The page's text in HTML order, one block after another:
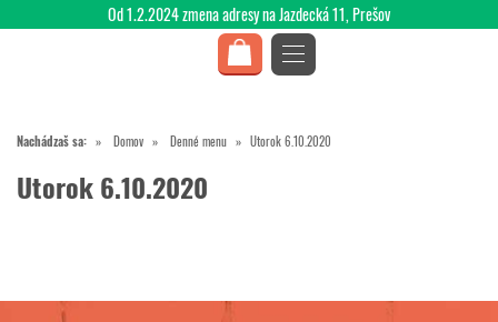
Nachádzaš sa: Domov Denné menu Utorok 6.10.2020
Utorok 6.10.2020
Od 1.2.2024 zmena adresy na Jazdecká 11, Prešov